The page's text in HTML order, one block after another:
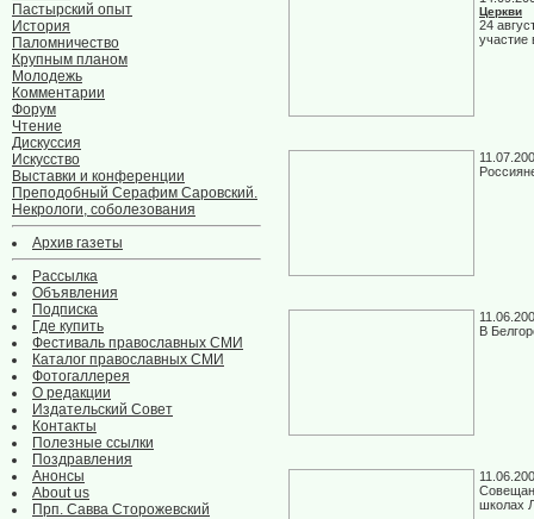
Пастырский опыт
История
Паломничество
Крупным планом
Молодежь
Комментарии
Форум
Чтение
Дискуссия
Искусство
Выставки и конференции
Преподобный Серафим Саровский.
Некрологи, соболезования
Архив газеты
Рассылка
Объявления
Подписка
Где купить
Фестиваль православных СМИ
Каталог православных СМИ
Фотогаллерея
О редакции
Издательский Совет
Контакты
Полезные ссылки
Поздравления
Анонсы
About us
Прп. Савва Сторожевский
Церкви
24
В
школах